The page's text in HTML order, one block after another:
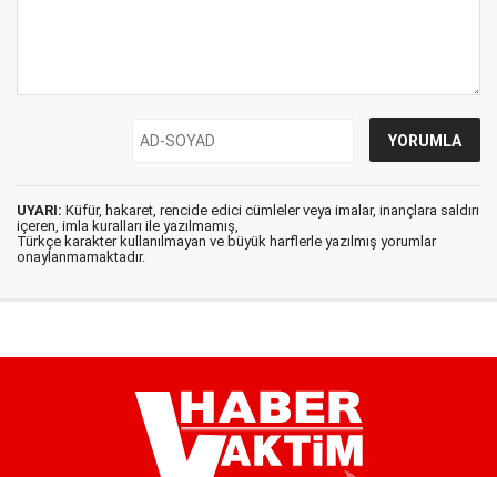
UYARI: Küfür, hakaret, rencide edici cümleler veya imalar, inançlara saldırı
içeren, imla kuralları ile yazılmamış,
Türkçe karakter kullanılmayan ve büyük harflerle yazılmış yorumlar
onaylanmamaktadır.